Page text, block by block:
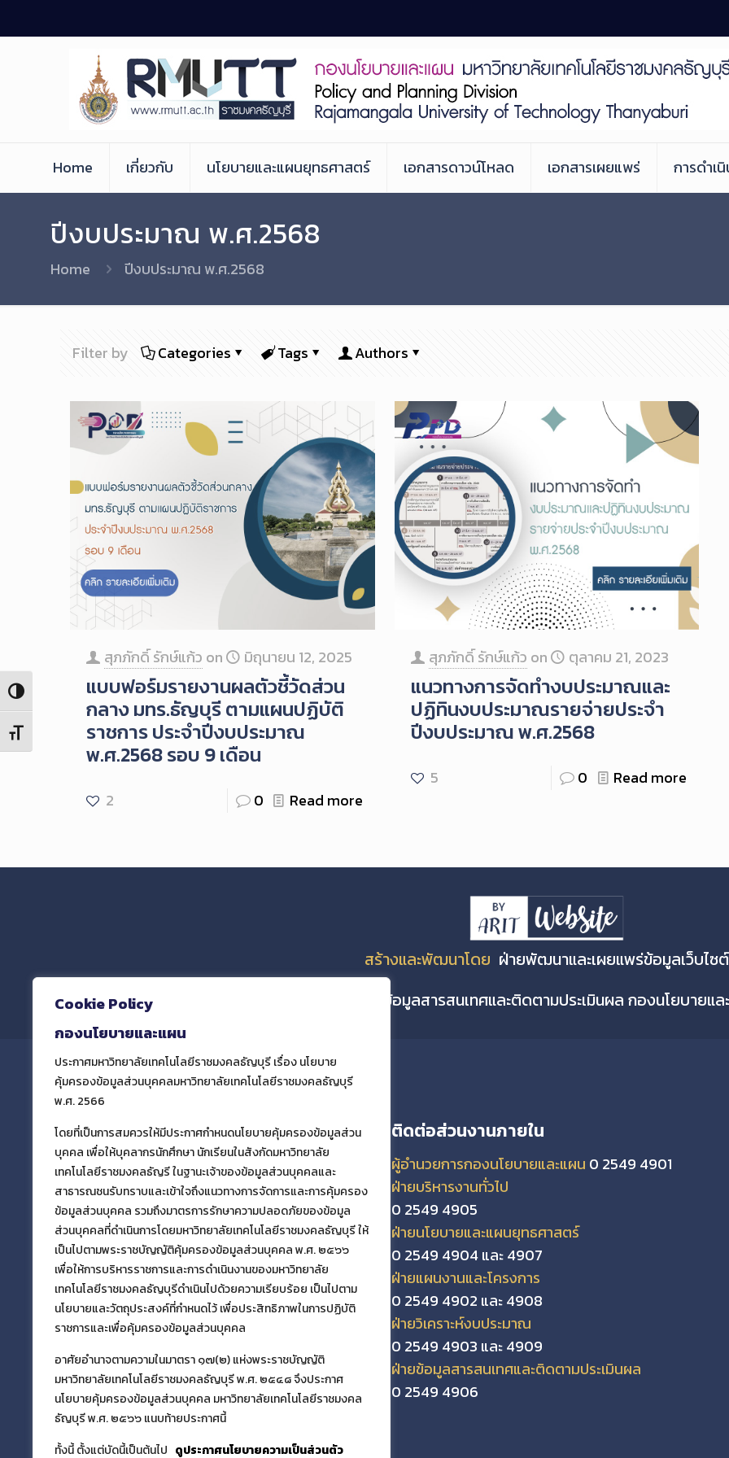
Cookie Policy
กองนโยบายและแผน
ประกาศมหาวิทยาลัยเทคโนโลยีราชมงคลธัญบุรี เรื่อง นโยบาย
คุ้มครองข้อมูลส่วนบุคคลมหาวิทยาลัยเทคโนโลยีราชมงคลธัญบุรี
พ.ศ. 2566
โดยที่เป็นการสมควรให้มีประกาศกำหนดนโยบายคุ้มครองข้อมูลส่วน
บุคคล เพื่อให้บุคลากรนักศึกษา นักเรียนในสังกัดมหาวิทยาลัย
เทคโนโลยีราชมงคลธัญรี ในฐานะเจ้าของข้อมูลส่วนบุคคลและ
สาธารณชนรับทราบและเข้าใจถึงแนวทางการจัดการและการคุ้มครอง
ข้อมูลส่วนบุคคล รวมถึงมาตรการรักษาความปลอดภัยของข้อมูล
ส่วนบุคคลที่ดำเนินการโดยมหาวิทยาลัยเทคโนโลยีราชมงคลธัญบุรี ให้
เป็นไปตามพระราชบัญญัติคุ้มครองข้อมูลส่วนบุคคล พ.ศ. ๒๕๖๖
เพื่อให้การบริหารราชการและการดำเนินงานของมหาวิทยาลัย
เทคโนโลยีราชมงคลธัญบุรีดำเนินไปด้วยความเรียบร้อย เป็นไปตาม
นโยบายและวัตถุประสงค์ที่กำหนดไว้ เพื่อประสิทธิภาพในการปฏิบัติ
ราชการและเพื่อคุ้มครองข้อมูลส่วนบุคคล
อาศัยอำนาจตามความในมาตรา ๑๗(๒) แห่งพระราชบัญญัติ
มหาวิทยาลัยเทคโนโลยีราชมงคลธัญบุรี พ.ศ. ๒๕๔๘ จึงประกาศ
นโยบายคุ้มครองข้อมูลส่วนบุคคล มหาวิทยาลัยเทคโนโลยีราชมงคล
ธัญบุรี พ.ศ. ๒๕๖๖ แนบท้ายประกาศนี้
ทั้งนี้ ตั้งแต่บัดนี้เป็นต้นไป ดูประกาศนโยบายความเป็นส่วนตัว
to
Toggle High Contrast
Toggle Font size
Home เกี่ยวกับ นโยบายและแผนยุทธศาสตร์ เอกสารดาวน์โหลด เอกสารเผยแพร่ การดำเ
ปีงบประมาณ พ.ศ.2568
Home ปีงบประมาณ พ.ศ.2568
Filter by Categories Tags Authors
สุภภักดิ์ รักษ์แก้ว on มิถุนายน 12, 2025
แบบฟอร์มรายงานผลตัวชี้วัดส่วน
กลาง มทร.ธัญบุรี ตามแผนปฏิบัติ
ราชการ ประจำปีงบประมาณ
พ.ศ.2568 รอบ 9 เดือน
2 0 Read more
สุภภักดิ์ รักษ์แก้ว on ตุลาคม 21, 2023
แนวทางการจัดทำงบประมาณและ
ปฏิทินงบประมาณรายจ่ายประจำ
ปีงบประมาณ พ.ศ.2568
5 0 Read more
สร้างและพัฒนาโดย ฝ่ายพัฒนาและเผยแพร่ข้อมูลเว็บไซต์
และฝ่ายข้อมูลสารสนเทศและติดตามประเมินผล กองนโยบายแล
กองนโยบายและแผน มทร.ธัญบุรี
กองนโยบายและแผนมหาวิทยาลัยเทคโนโลยีราช
มงคลธัญบุรี
39 หมู่ที่ 1 ตำบลคลองหก อำเภอคลองหลวง
จังหวัดปทุมธานี 12110
เผยแพร่ข้อมูลโดย
ฝ่ายข้อมูลสารสนเทศและติดตามประเมินผล
กองนโยบายและแผน
ติดต่อส่วนงานภายใน
ผู้อำนวยการกองนโยบายและแผน 0 2549 4901
ฝ่ายบริหารงานทั่วไป
0 2549 4905
ฝ่ายนโยบายและแผนยุทธศาสตร์
0 2549 4904 และ 4907
ฝ่ายแผนงานและโครงการ
0 2549 4902 และ 4908
ฝ่ายวิเคราะห์งบประมาณ
0 2549 4903 และ 4909
ฝ่ายข้อมูลสารสนเทศและติดตามประเมินผล
0 2549 4906